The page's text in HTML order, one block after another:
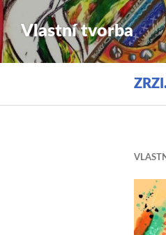
Vlastní tvorba